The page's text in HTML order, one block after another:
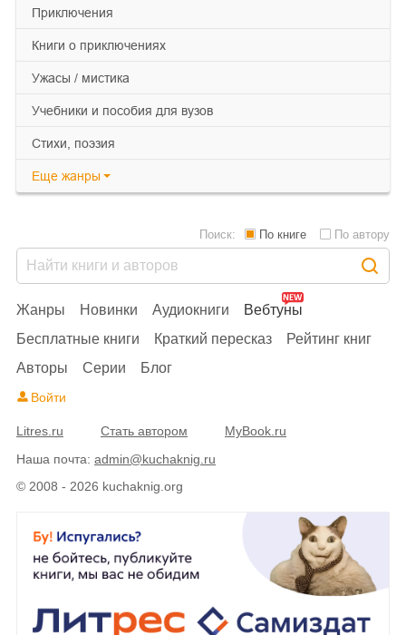
приключения
книги о приключениях
ужасы / мистика
учебники и пособия для вузов
cтихи, поэзия
Еще жанры
© 2008 - 2026 kuchaknig.org
Жанры Новинки Аудиокниги
Вебтуны
Бесплатные книги
Краткий пересказ
Рейтинг книг
Авторы
Серии Блог
Поиск: По книге По автору
Войти
Litres.ru Стать автором
MyBook.ru
Наша почта: admin@kuchaknig.ru